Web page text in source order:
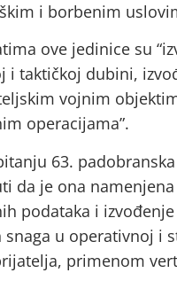
i borbenim
ove jedinice su
i taktičkoj dubini,
vojnim
operacijama”.
63.
da je ona
podataka i
snaga u operativnoj i
primenom